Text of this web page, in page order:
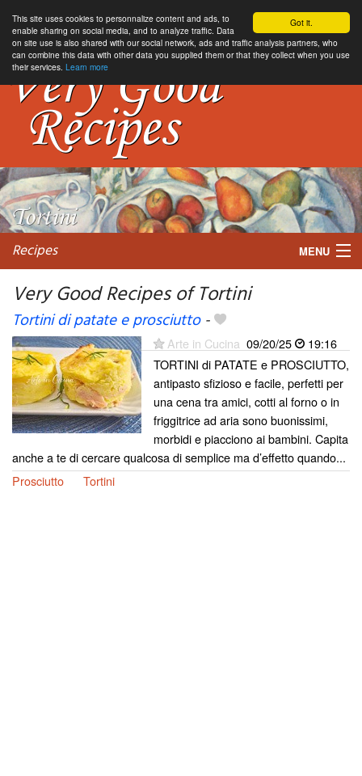
Got it.
This site uses cookies to personnalize content and ads, to
enable sharing on social media, and to analyze traffic. Data
on site use is also shared with our social network, ads and traffic analysis partners, who
can combine this data with other data you supplied them or that they collect when you use
their services. Learn more
Recipes MENU
My favorite blogs
Very Good Recipes of Tortini
Tortini di patate e prosciutto-
Arte in Cucina 09/20/25
19:16
TORTINI di PATATE e PROSCIUTTO,
antipasto sfizioso e facile, perfetti per
una cena tra amici, cotti al forno o in
friggitrice ad aria sono buonissimi,
morbidi e piacciono ai bambini. Capita
anche a te di cercare qualcosa di semplice ma d’effetto quando...
Prosciutto
Tortini